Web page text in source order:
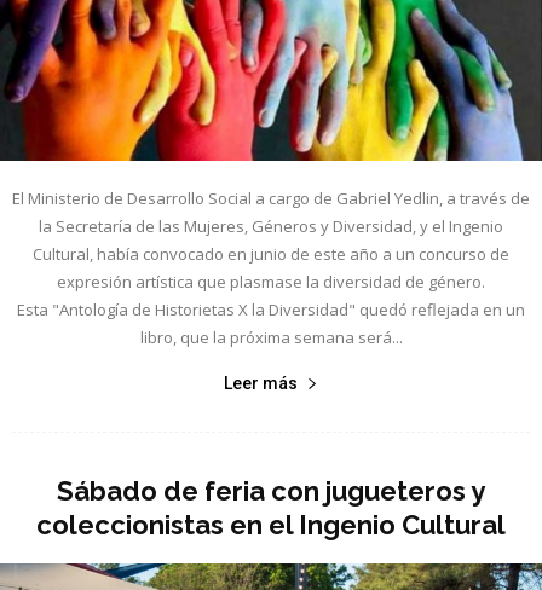
El Ministerio de Desarrollo Social a cargo de Gabriel Yedlin, a través de
la Secretaría de las Mujeres, Géneros y Diversidad, y el Ingenio
Cultural, había convocado en junio de este año a un concurso de
expresión artística que plasmase la diversidad de género.
Esta "Antología de Historietas X la Diversidad" quedó reflejada en un
libro, que la próxima semana será...
Leer más
Sábado de feria con jugueteros y
coleccionistas en el Ingenio Cultural